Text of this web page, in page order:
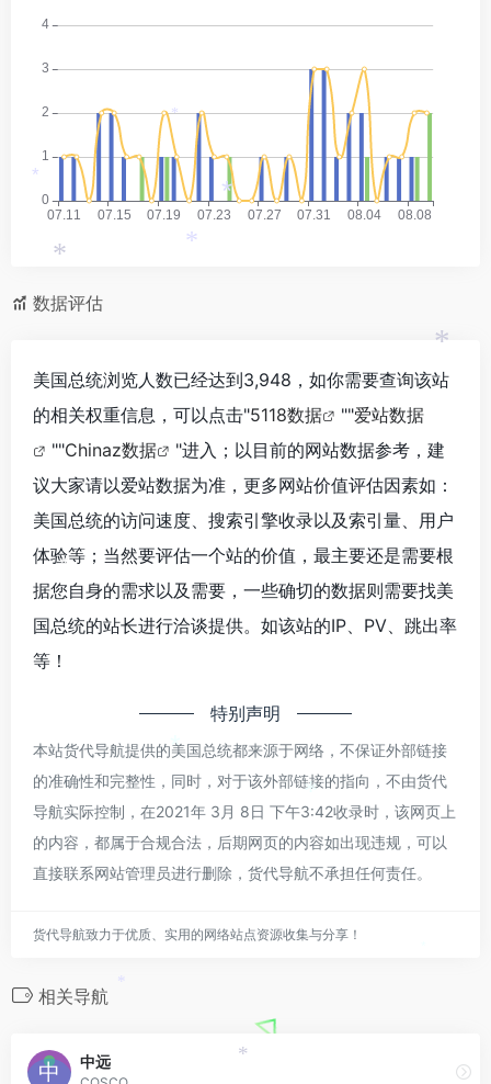
数据评估
美国总统浏览人数已经达到3,948，如你需要查询该站
的相关权重信息，可以点击"5118数据 ""爱站数据
""Chinaz数据
"进入；以目前的网站数据参考，建
议大家请以爱站数据为准，更多网站价值评估因素如：
美国总统的访问速度、搜索引擎收录以及索引量、用户
体验等；当然要评估一个站的价值，最主要还是需要根
据您自身的需求以及需要，一些确切的数据则需要找美
国总统的站长进行洽谈提供。如该站的IP、PV、跳出率
等！
特别声明
本站货代导航提供的美国总统都来源于网络，不保证外部链接
的准确性和完整性，同时，对于该外部链接的指向，不由货代
导航实际控制，在2021年 3月 8日 下午3:42收录时，该网页上
的内容，都属于合规合法，后期网页的内容如出现违规，可以
直接联系网站管理员进行删除，货代导航不承担任何责任。
货代导航致力于优质、实用的网络站点资源收集与分享！
相关导航
中远
*
*
*
*
*
*